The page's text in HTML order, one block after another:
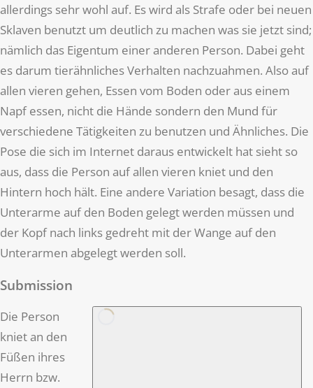
allerdings sehr wohl auf. Es wird als Strafe oder bei neuen
Sklaven benutzt um deutlich zu machen was sie jetzt sind;
nämlich das Eigentum einer anderen Person. Dabei geht
es darum tierähnliches Verhalten nachzuahmen. Also auf
allen vieren gehen, Essen vom Boden oder aus einem
Napf essen, nicht die Hände sondern den Mund für
verschiedene Tätigkeiten zu benutzen und Ähnliches. Die
Pose die sich im Internet daraus entwickelt hat sieht so
aus, dass die Person auf allen vieren kniet und den
Hintern hoch hält. Eine andere Variation besagt, dass die
Unterarme auf den Boden gelegt werden müssen und
der Kopf nach links gedreht mit der Wange auf den
Unterarmen abgelegt werden soll.
Submission
Die Person
kniet an den
Füßen ihres
Herrn bzw.